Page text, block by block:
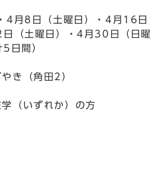
4月8日（土曜日）・4月16日
日（土曜日）・4月30日（日曜
日間）
き（角田2）
（いずれか）の方